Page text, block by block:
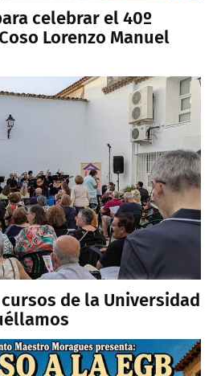
celebrar el 40º
Lorenzo Manuel
de la Universidad